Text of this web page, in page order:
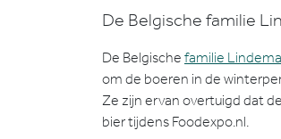
De Belgische familie
De Belgische familie
om de boeren in de
Ze zijn ervan overtuigd dat
bier tijdens Foodexpo.nl.